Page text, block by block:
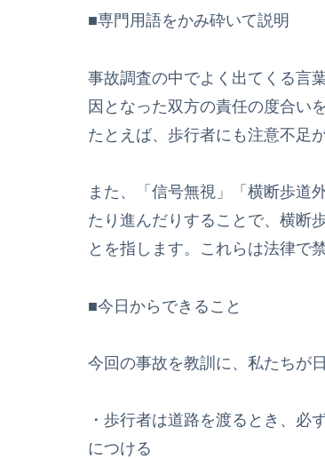
■専門用語をかみ砕いて説明
事故調査の中でよく出てくる言
因となった双方の責任の度合い
たとえば、歩行者にも注意不足
また、「信号無視」「横断歩道
たり進んだりすることで、横断
とを指します。これらは法律で
■今日からできること
今回の事故を教訓に、私たちが
・歩行者は道路を渡るとき、必
につける